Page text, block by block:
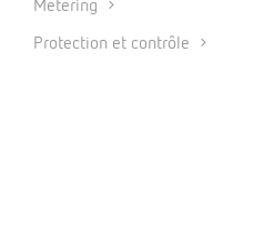
Metering
Protection et contrôle